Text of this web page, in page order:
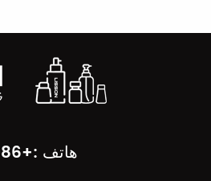
هاتف :+0086 15099958531